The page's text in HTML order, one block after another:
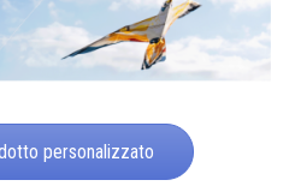
personalizzato